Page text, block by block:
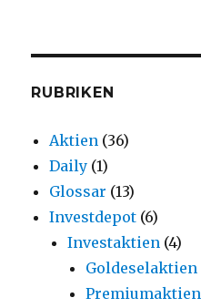
RUBRIKEN
Aktien (36)
Daily (1)
Glossar (13)
Investdepot (6)
Investaktien (4)
Goldeselaktien
Premiumaktien